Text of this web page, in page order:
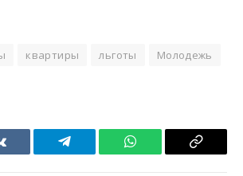
квартиры льготы
Молодежь
Telegram WhatsApp Copy